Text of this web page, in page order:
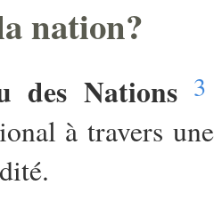
nation?
des Nations 3
à travers